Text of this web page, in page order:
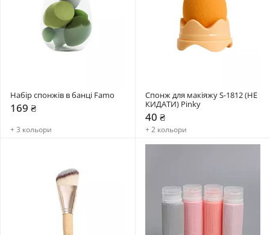
Набір спонжів в банці Famo
169 ₴
+ 3 кольори
Спонж для макіяжу S-1812 (НЕ
КИДАТИ) Pinky
40 ₴
+ 2 кольори